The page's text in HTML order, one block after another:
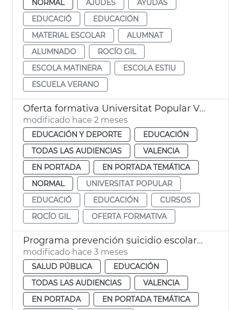
NORMAL AJUDES
AYUDAS
EDUCACIÓ
EDUCACIÓN
MATERIAL ESCOLAR
ALUMNAT
ALUMNADO
ROCÍO GIL
ESCOLA MATINERA
ESCOLA ESTIU
ESCUELA VERANO
Oferta formativa Universitat Popular València
modificado hace 2 meses
EDUCACIÓN Y DEPORTE
EDUCACIÓN
TODAS LAS AUDIENCIAS
VALENCIA
EN PORTADA
EN PORTADA TEMÁTICA
NORMAL
UNIVERSITAT POPULAR
EDUCACIÓ
EDUCACIÓN
CURSOS
ROCÍO GIL
OFERTA FORMATIVA
Programa prevención suicidio escolares València
modificado hace 3 meses
SALUD PÚBLICA
EDUCACIÓN
TODAS LAS AUDIENCIAS
VALENCIA
EN PORTADA
EN PORTADA TEMÁTICA